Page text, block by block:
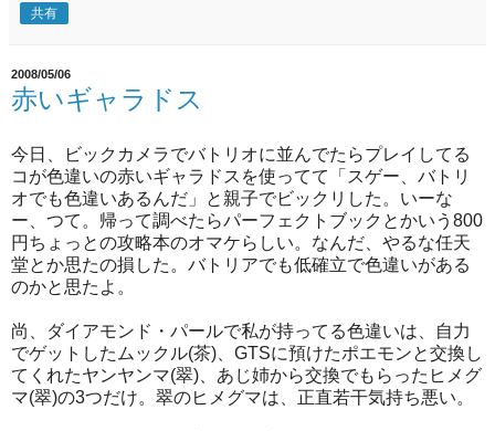
共有
2008/05/06
赤いギャラドス
今日、ビックカメラでバトリオに並んでたらプレイしてる
コが色違いの赤いギャラドスを使ってて「スゲー、バトリ
オでも色違いあるんだ」と親子でビックリした。いーな
ー、つて。帰って調べたらパーフェクトブックとかいう800
円ちょっとの攻略本のオマケらしい。なんだ、やるな任天
堂とか思たの損した。バトリアでも低確立で色違いがある
のかと思たよ。
尚、ダイアモンド・パールで私が持ってる色違いは、自力
でゲットしたムックル(茶)、GTSに預けたポエモンと交換し
てくれたヤンヤンマ(翠)、あじ姉から交換でもらったヒメグ
マ(翠)の3つだけ。翠のヒメグマは、正直若干気持ち悪い。